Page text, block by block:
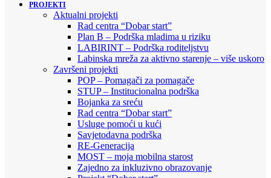
PROJEKTI
Aktualni projekti
Rad centra “Dobar start”
Plan B – Podrška mladima u riziku
LABIRINT – Podrška roditeljstvu
Labinska mreža za aktivno starenje – više uskoro
Završeni projekti
POP – Pomagači za pomagače
STUP – Institucionalna podrška
Bojanka za sreću
Rad centra “Dobar start”
Usluge pomoći u kući
Savjetodavna podrška
RE-Generacija
MOST – moja mobilna starost
Zajedno za inkluzivno obrazovanje